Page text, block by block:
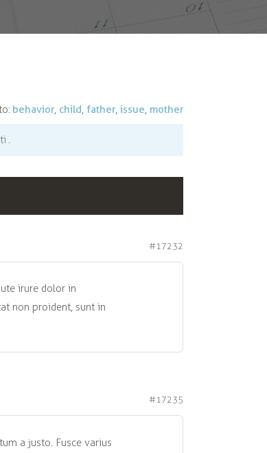
behavior, child,father,issue, mother
.
#17232
irure dolor in
non proident, sunt in
#17235
a justo. Fusce varius